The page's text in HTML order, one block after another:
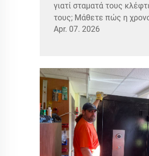
γιατί σταματά τους
τους; Μάθετε πώς η
πρόσβαση, η ψυχολογική
Apr. 07. 2026